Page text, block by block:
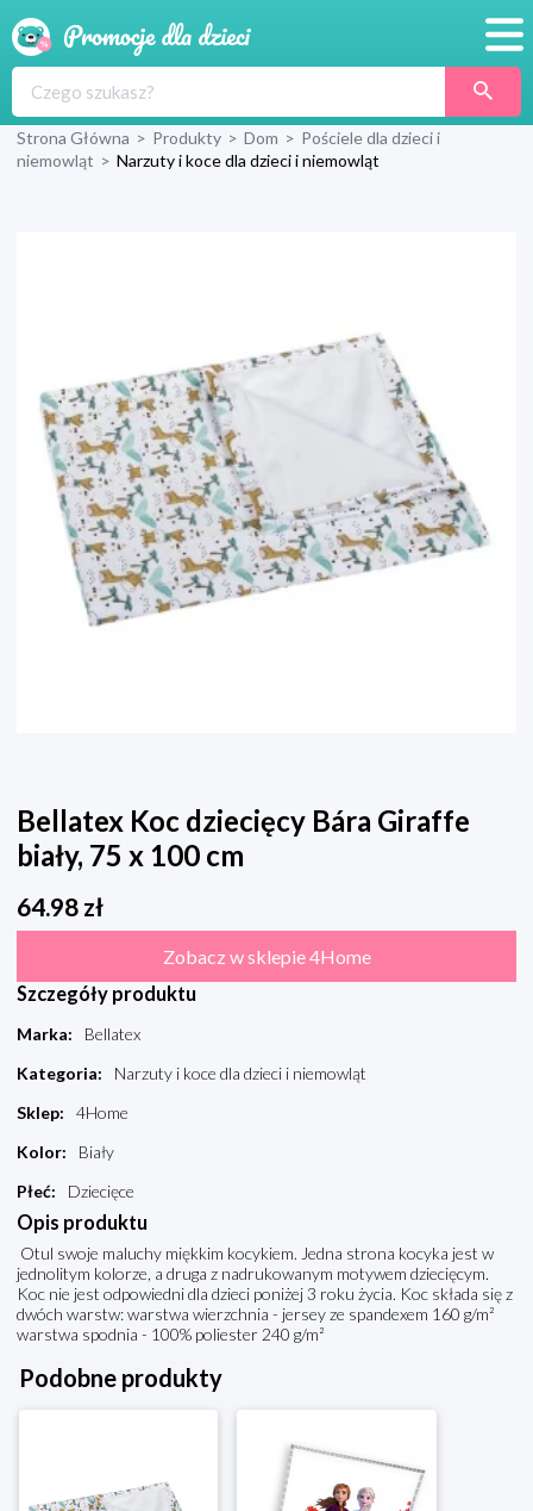
Produkty
Strona Główna > Produkty > Dom > Pościele dla dzieci i
niemowląt > Narzuty i koce dla dzieci i niemowląt
Bellatex Koc dziecięcy Bára Giraffe
biały, 75 x 100 cm
64.98 zł
Zobacz w sklepie 4Home
Szczegóły produktu
Marka:
Bellatex
Kategoria:
Narzuty i koce dla dzieci i niemowląt
Sklep:
4Home
Kolor:
Biały
Płeć: Dziecięce
Opis produktu
Otul swoje maluchy miękkim kocykiem. Jedna strona kocyka jest w
jednolitym kolorze, a druga z nadrukowanym motywem dziecięcym.
Koc nie jest odpowiedni dla dzieci poniżej 3 roku życia. Koc składa się z
dwóch warstw: warstwa wierzchnia - jersey ze spandexem 160 g/m²
warstwa spodnia - 100% poliester 240 g/m²
Podobne produkty